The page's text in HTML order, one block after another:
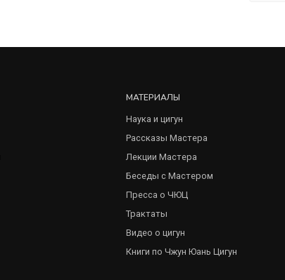
МАТЕРИАЛЫ
Наука и цигун
Рассказы Мастера
Лекции Мастера
Беседы с Мастером
Пресса о ЧЮЦ
Трактаты
Видео о цигун
Книги по Чжун Юань Цигун